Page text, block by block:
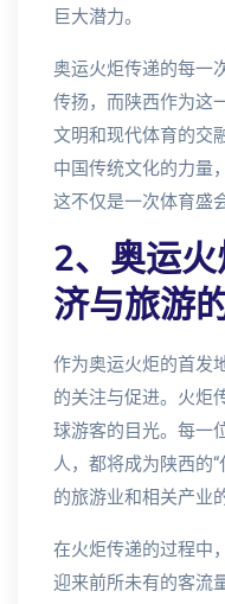
巨大潜力。
奥运火炬传递的每一
传扬，而陕西作为这
文明和现代体育的交
中国传统文化的力量
这不仅是一次体育盛
2、奥运
济与旅游
作为奥运火炬的首发
的关注与促进。火炬
球游客的目光。每一
人，都将成为陕西的
的旅游业和相关产业
在火炬传递的过程中
迎来前所未有的客流